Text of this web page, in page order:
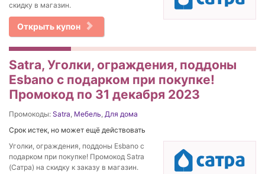
скидку в магазин.
Открыть купон
Satra, Уголки, ограждения, поддоны
Esbano с подарком при покупке!
Промокод по 31 декабря 2023
Промокоды: Satra, Мебель, Для дома
Срок истек, но может ещё действовать
Уголки, ограждения, поддоны Esbano с
подарком при покупке! Промокод Satra
(Сатра) на скидку к заказу в магазин.